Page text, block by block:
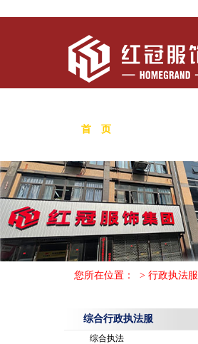
首 页
您所在位置： > 行政执法服
综合行政执法服
综合执法